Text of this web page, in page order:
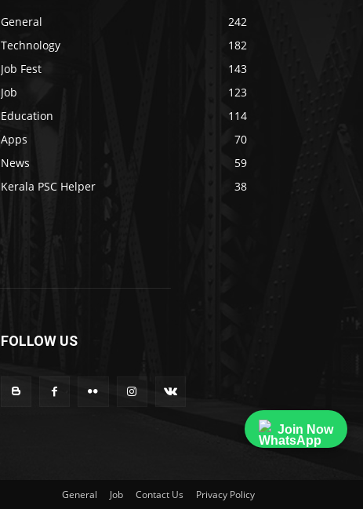
General
242
Technology
182
Job Fest
143
Job
123
Education
114
Apps
70
News
59
Kerala PSC Helper
38
FOLLOW US
General Job Contact Us Privacy Policy
Join Now